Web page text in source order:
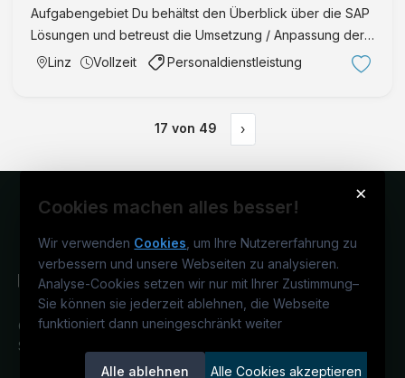
Aufgabengebiet Du behältst den Überblick über die SAP
Lösungen und betreust die Umsetzung / Anpassung der
internen Applikationen Genauer gesagt: Liegt dein
Linz Vollzeit Personaldienstleistung
17 von 49 ›
×
Cookies machen alles besser!
Wir verwenden Cookies , um Ihre Nutzererfahrung zu
verbessern und unsere Webseiten zu analysieren.
Analyse-Cookies setzen wir nur mit Ihrer Zustimmung–
Sie können sie jederzeit ablehnen, die Webseite
funktioniert dann uneingeschränkt weiter
Alle ablehnen Alle Cookies akzeptieren
Österreichs IT-Karriereportal.Ein
Service der candidatis GmbH.